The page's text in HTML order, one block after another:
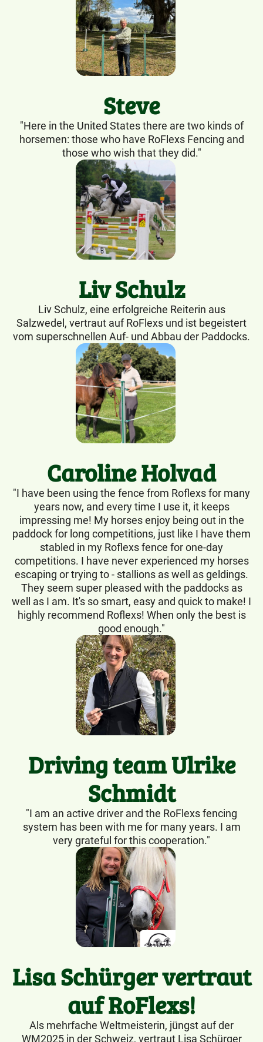
"Here in the United States there are two kinds of
horsemen: those who have RoFlexs Fencing and
those who wish that they did."
Steve
Liv Schulz, eine erfolgreiche Reiterin aus
Salzwedel, vertraut auf RoFlexs und ist begeistert
vom superschnellen Auf- und Abbau der Paddocks.
Liv Schulz
"I have been using the fence from Roflexs for many
years now, and every time I use it, it keeps
impressing me! My horses enjoy being out in the
paddock for long competitions, just like I have them
stabled in my Roflexs fence for one-day
competitions. I have never experienced my horses
escaping or trying to - stallions as well as geldings.
They seem super pleased with the paddocks as
well as I am. It's so smart, easy and quick to make! I
highly recommend Roflexs! When only the best is
good enough."
Caroline Holvad
"I am an active driver and the RoFlexs fencing
system has been with me for many years. I am
very grateful for this cooperation."
Driving team Ulrike
Schmidt
Als mehrfache Weltmeisterin, jüngst auf der
WM2025 in der Schweiz, vertraut Lisa Schürger
Lisa Schürger vertraut
auf RoFlexs!